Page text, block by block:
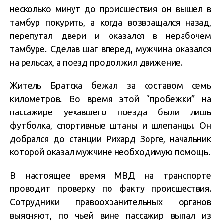
несколько минут до происшествия он вышел в
тамбур покурить, а когда возвращался назад,
перепутал двери и оказался в нерабочем
тамбуре. Сделав шаг вперед, мужчина оказался
на рельсах, а поезд продолжил движение.
Житель Братска бежал за составом семь
километров. Во время этой “пробежки” на
пассажире уехавшего поезда были лишь
футболка, спортивные штаны и шлепанцы. Он
добрался до станции Рихард Зорге, начальник
которой оказал мужчине необходимую помощь.
В настоящее время МВД на транспорте
проводит проверку по факту происшествия.
Сотрудники правоохранительных органов
выясняют, по чьей вине пассажир выпал из